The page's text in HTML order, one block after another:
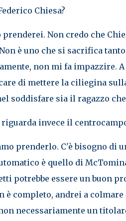
Chiesa?
prenderei. Non credo che
è uno che si sacrifica
non mi fa impazzire.
di mettere la ciliegina
soddisfare sia il ragazzo che
riguarda invece il
prenderlo. C'è bisogno di
è quello di
potrebbe essere un buon
è completo, andrei a
necessariamente un